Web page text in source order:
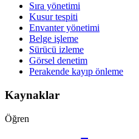
Sıra yönetimi
Kusur tespiti
Envanter yönetimi
Belge işleme
Sürücü izleme
Görsel denetim
Perakende kayıp önleme
Kaynaklar
Öğren